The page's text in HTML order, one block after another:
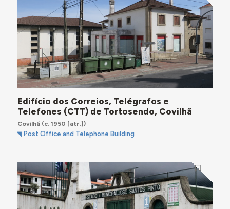
Edifício dos Correios, Telégrafos e
Telefones (CTT) de Tortosendo, Covilhã
Covilhã(c. 1950 [atr.])
Post Office and Telephone Building